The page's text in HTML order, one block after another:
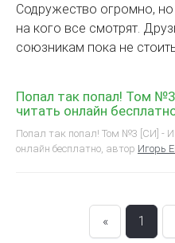
Содружество огромно, но
на кого все смотрят.
союзникам пока не
Попал так попал! Том
читать онлайн
Попал так попал! Том №3 [СИ] -
онлайн бесплатно, автор Игорь
« 1